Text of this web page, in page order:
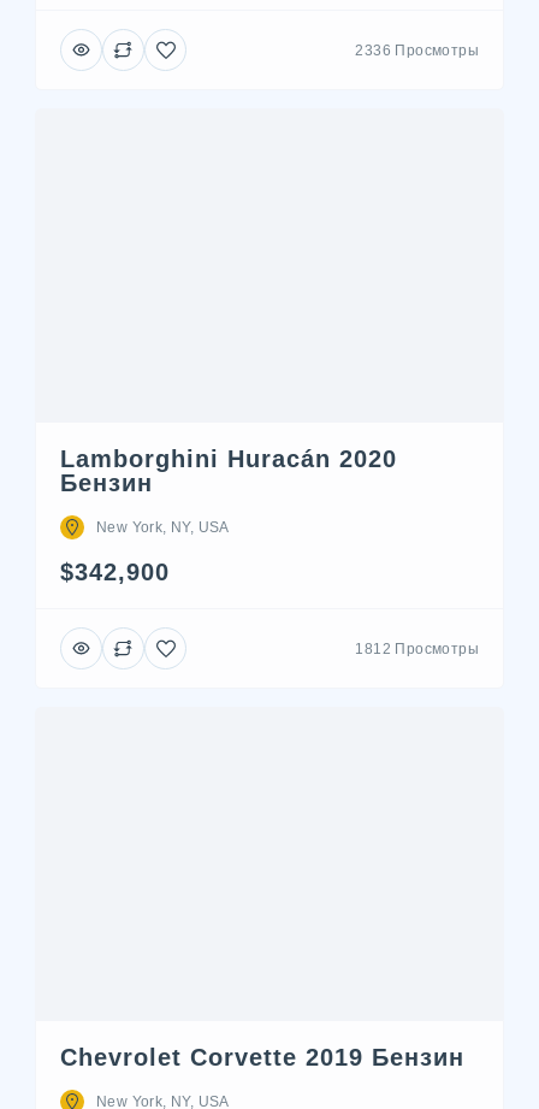
2336 Просмотры
Lamborghini Huracán 2020
Бензин
New York, NY, USA
$342,900
1812 Просмотры
Chevrolet Corvette 2019 Бензин
New York, NY, USA